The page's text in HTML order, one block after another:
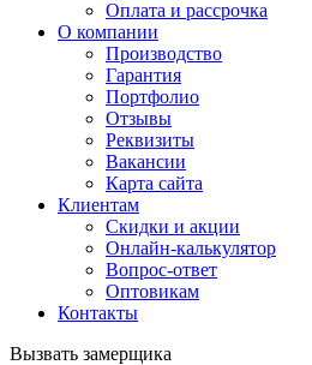
Оплата и рассрочка
О компании
Производство
Гарантия
Портфолио
Отзывы
Реквизиты
Вакансии
Карта сайта
Клиентам
Скидки и акции
Онлайн-калькулятор
Вопрос-ответ
Оптовикам
Контакты
Вызвать замерщика